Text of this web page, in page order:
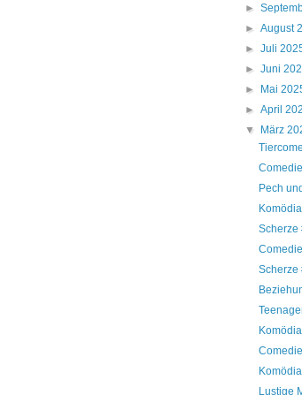
►
►August
►Juli
►Juni
►
Mai
►April
▼
März
Pech
Scherze
Scherze
Lustige